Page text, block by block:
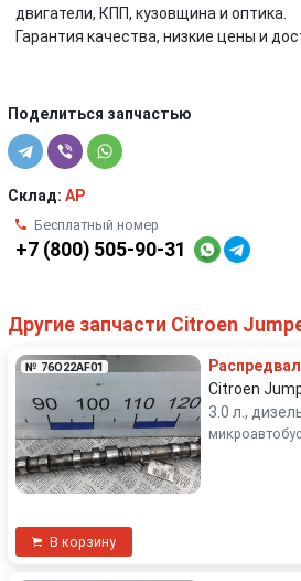
двигатели, КПП, кузовщина и оптика.
Гарантия качества, низкие цены и
Поделиться запчастью
Склад: AP
Бесплатный номер
+7 (800) 505-90-31
Другие запчасти Citroen
№ 76O22AF01
Citroen
3.0 л.,
микроавтобус
В корзину